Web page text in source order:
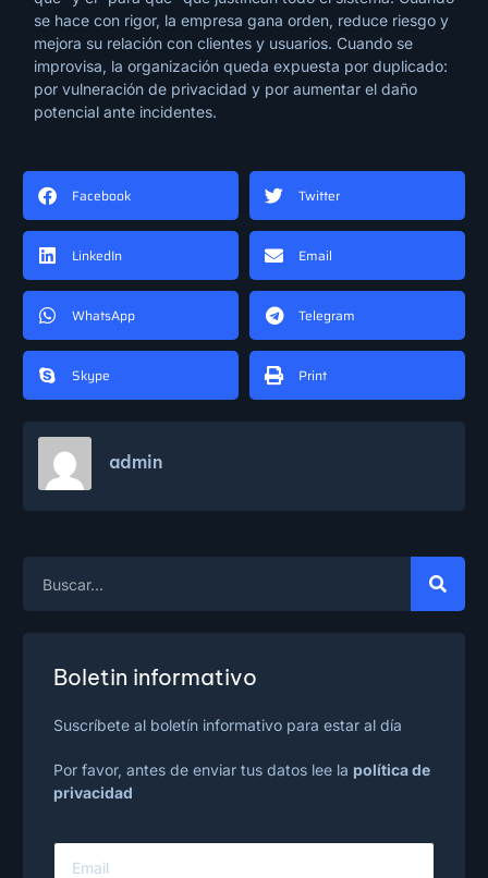
se hace con rigor, la empresa gana orden, reduce riesgo y
mejora su relación con clientes y usuarios. Cuando se
improvisa, la organización queda expuesta por duplicado:
por vulneración de privacidad y por aumentar el daño
potencial ante incidentes.
Facebook Twitter
LinkedIn Email
WhatsApp Telegram
Skype Print
admin
Boletin informativo
Suscríbete al boletín informativo para estar al día
Por favor, antes de enviar tus datos lee la política de
privacidad